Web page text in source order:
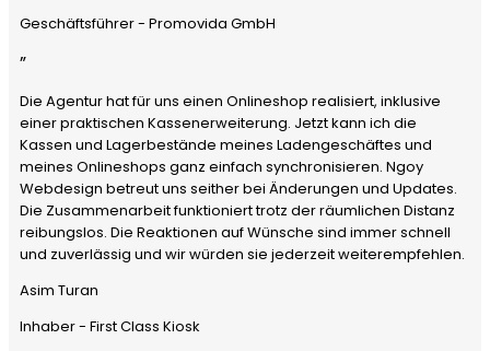
Geschäftsführer - Promovida GmbH
”
Die Agentur hat für uns einen Onlineshop realisiert, inklusive
einer praktischen Kassenerweiterung. Jetzt kann ich die
Kassen und Lagerbestände meines Ladengeschäftes und
meines Onlineshops ganz einfach synchronisieren. Ngoy
Webdesign betreut uns seither bei Änderungen und Updates.
Die Zusammenarbeit funktioniert trotz der räumlichen Distanz
reibungslos. Die Reaktionen auf Wünsche sind immer schnell
und zuverlässig und wir würden sie jederzeit weiterempfehlen.
Asim Turan
Inhaber - First Class Kiosk